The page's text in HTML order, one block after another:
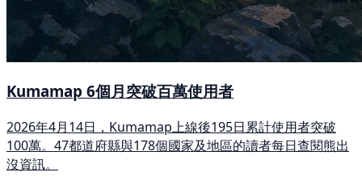
Kumamap 6個月突破百萬使用者
2026年4月14日，Kumamap上線後195日累計使用者突破
100萬。47都道府縣與178個國家及地區的讀者每日查閱熊出
沒資訊。